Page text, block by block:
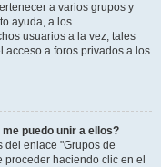
a varios grupos y
ayuda, a los
usuarios a la vez, tales
acceso a foros privados a los
puedo unir a ellos?
del enlace "Grupos de
haciendo clic en el